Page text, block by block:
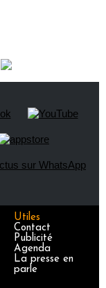
Utiles
Contact
Publicité
Agenda
La presse en
parle